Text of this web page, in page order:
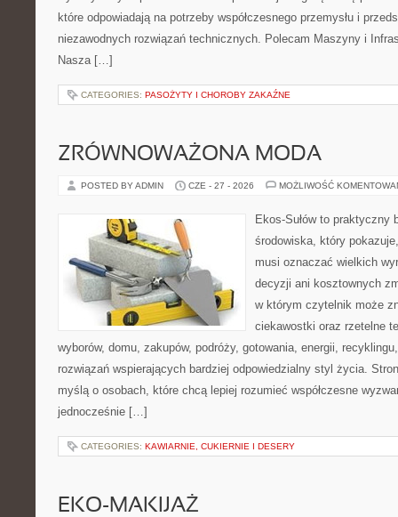
które odpowiadają na potrzeby współczesnego przemysłu i
niezawodnych rozwiązań technicznych. Polecam Maszyny i
Nasza […]
CATEGORIES: PASOŻYTY I CHOROBY ZAKAŹNE
ZRÓWNOWAŻONA MODA
POSTED BY ADMIN CZE - 27 - 2026 MOŻLIWOŚĆ
Ekos-Sułów to praktyczny
środowiska, który
musi oznaczać wielkich
decyzji ani kosztownych
w którym czytelnik może
ciekawostki oraz rzetelne
wyborów, domu, zakupów, podróży, gotowania, energii,
rozwiązań wspierających bardziej odpowiedzialny styl życia.
myślą o osobach, które chcą lepiej rozumieć współczesne
jednocześnie […]
CATEGORIES: KAWIARNIE, CUKIERNIE I DESERY
EKO-MAKIJAŻ